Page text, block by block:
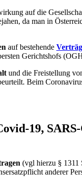
auf die
da man in
auf bestehende
Gerichtshofs
und die Freistellung
Beim
19,
(vgl hierzu § 1311
anderer